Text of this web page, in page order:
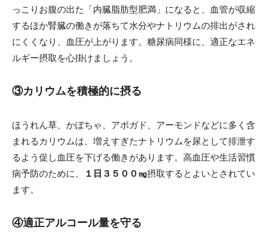
っこりお腹の出た「内臓脂肪型肥満」になると、血管が収縮
するほか腎臓の働きが落ちて水分やナトリウムの排出がされ
にくくなり、血圧が上がります。糖尿病同様に、適正なエネ
ルギー摂取を心掛けましょう。
③カリウムを積極的に摂る
ほうれん草、かぼちゃ、アボガド、アーモンドなどに多く含
まれるカリウムは、増えすぎたナトリウムを尿として排泄す
るよう促し血圧を下げる働きがあります。高血圧や生活習慣
病予防のために、
１日３５００㎎摂取するとよいとされてい
ます。
④適正アルコール量を守る